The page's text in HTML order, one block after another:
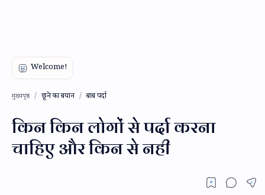
मुख्यपृष्ठ छूने का बयान बाब पर्दा
किन किन लोगों से पर्दा करना
चाहिए और किन से नही